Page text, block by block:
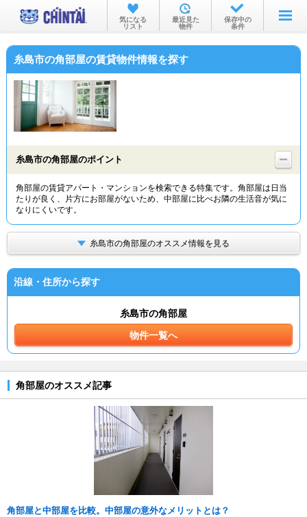
お部屋を探す
沿線・駅から
物件特集から
TOP
気になる
リスト
最近見た
物件
保存中の
条件
糸島市の角部屋の賃貸物件情報を探す
糸島市の角部屋のポイント
角部屋の賃貸アパート・マンションを検索できる特集です。角部屋は日当
たりが良く、片方にお部屋がないため、中部屋に比べお隣の生活音が気に
なりにくいです。
糸島市の角部屋のオススメ情報を見る
沿線・住所から探す
糸島市の角部屋
物件一覧へ
角部屋のオススメ記事
角部屋と中部屋を比較。中部屋の意外なメリットとは？